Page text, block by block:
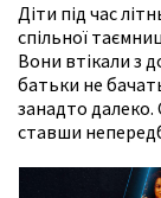
Діти під час
спільної
Вони втікали з
батьки не
занадто
ставши